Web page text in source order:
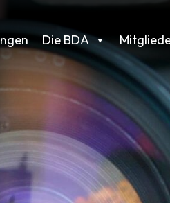
Die BDA